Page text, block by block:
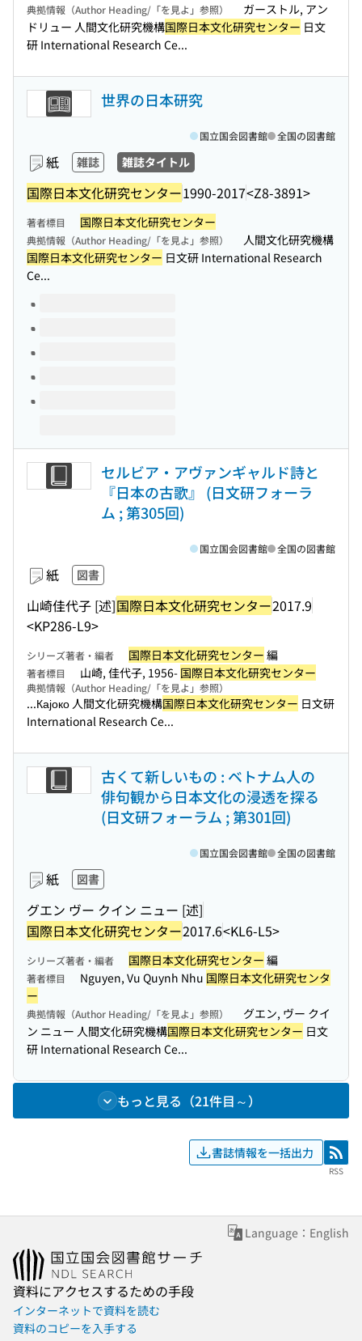
典拠情報（Author Heading/「を見よ」参照）
ガーストル, アン
ドリュー 人間文化研究機構国際日本文化研究センター 日文
研 International Research Ce...
世界の日本研究
紙 雑誌 雑誌タイトル
国際日本文化研究センター1990-2017<Z8-3891>
国立国会図書館 全国の図書館
著者標目 国際日本文化研究センター
典拠情報（Author Heading/「を見よ」参照）
人間文化研究機構
国際日本文化研究センター 日文研 International Research
Ce...
このタイトルの巻号
セルビア・アヴァンギャルド詩と
『日本の古歌』 (日文研フォーラ
ム ; 第305回)
紙 図書
山崎佳代子 [述]国際日本文化研究センター2017.9
<KP286-L9>
国立国会図書館 全国の図書館
シリーズ著者・編者 国際日本文化研究センター 編
著者標目 山崎, 佳代子, 1956- 国際日本文化研究センター
典拠情報（Author Heading/「を見よ」参照）
...Кајоко 人間文化研究機構国際日本文化研究センター 日文研
International Research Ce...
古くて新しいもの : ベトナム人の
俳句観から日本文化の浸透を探る
(日文研フォーラム ; 第301回)
紙 図書
グエン ヴー クイン ニュー [述]
国際日本文化研究センター2017.6<KL6-L5>
国立国会図書館 全国の図書館
シリーズ著者・編者 国際日本文化研究センター 編
著者標目 Nguyen, Vu Quynh Nhu 国際日本文化研究センタ
ー
典拠情報（Author Heading/「を見よ」参照）
グエン, ヴー クイ
ン ニュー 人間文化研究機構国際日本文化研究センター 日文
研 International Research Ce...
もっと見る（21件目～）
書誌情報を一括出力 RSS
RSS
Language：English
資料にアクセスするための手段
インターネットで資料を読む
資料のコピーを入手する